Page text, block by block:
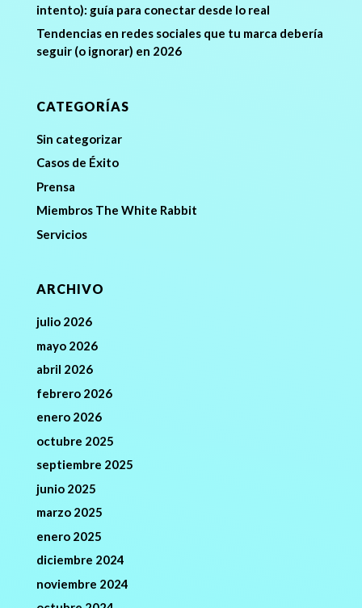
intento): guía para conectar desde lo real
Tendencias en redes sociales que tu marca debería
seguir (o ignorar) en 2026
CATEGORÍAS
Sin categorizar
Casos de Éxito
Prensa
Miembros The White Rabbit
Servicios
ARCHIVO
julio 2026
mayo 2026
abril 2026
febrero 2026
enero 2026
octubre 2025
septiembre 2025
junio 2025
marzo 2025
enero 2025
diciembre 2024
noviembre 2024